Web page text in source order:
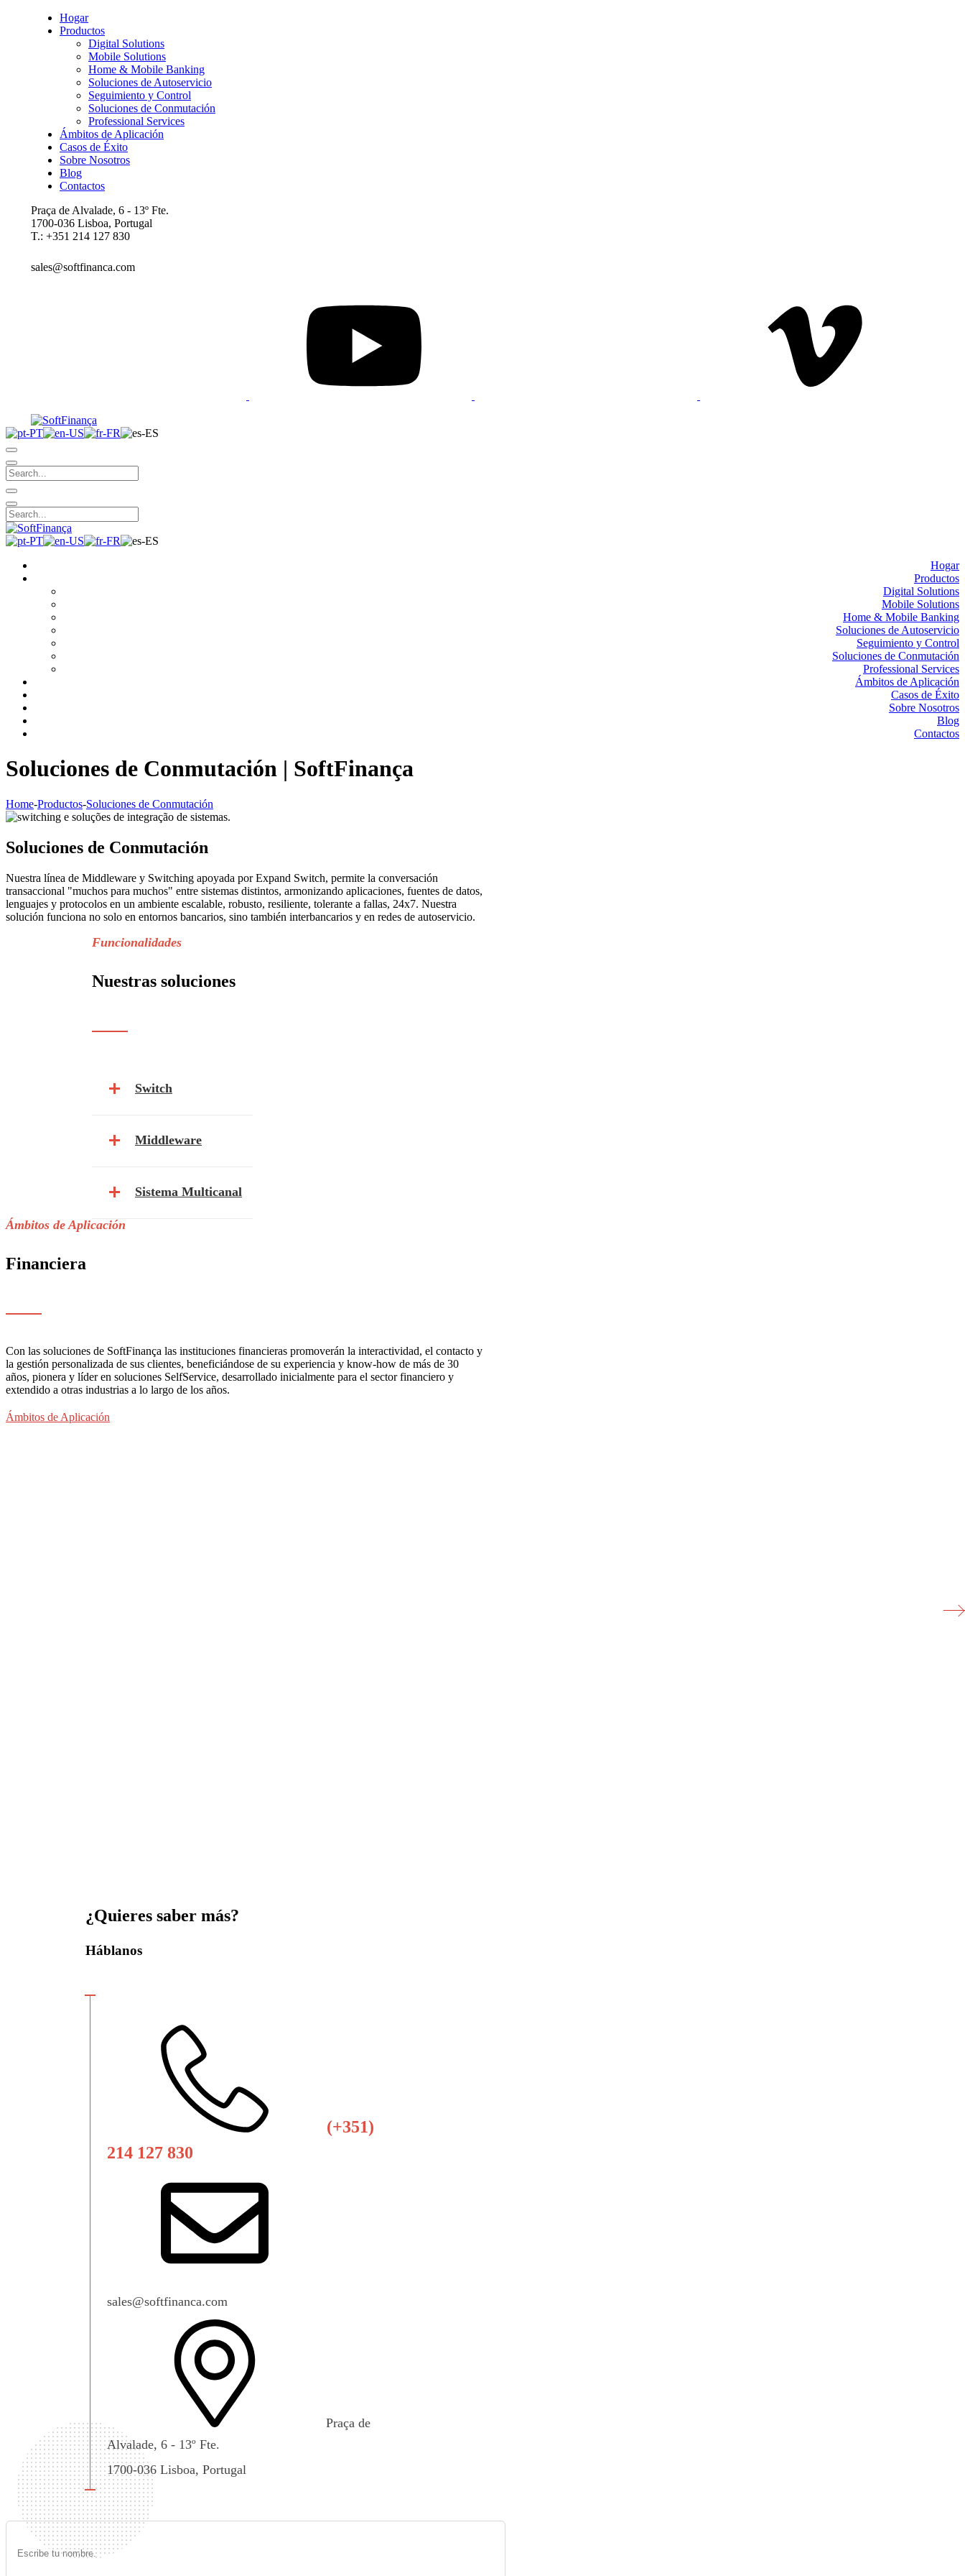
Hogar
Productos
Digital Solutions
Mobile Solutions
Home & Mobile Banking
Soluciones de Autoservicio
Seguimiento y Control
Soluciones de Conmutación
Professional Services
Ámbitos de Aplicación
Casos de Éxito
Sobre Nosotros
Blog
Contactos
Praça de Alvalade, 6 - 13º Fte.
1700-036 Lisboa, Portugal
T.: +351 214 127 830
sales@softfinanca.com
Hogar
Productos
Digital Solutions
Mobile Solutions
Home & Mobile Banking
Soluciones de Autoservicio
Seguimiento y Control
Soluciones de Conmutación
Professional Services
Ámbitos de Aplicación
Casos de Éxito
Sobre Nosotros
Blog
Contactos
Soluciones de Conmutación | SoftFinança
Home-Productos-Soluciones de Conmutación
Soluciones de Conmutación
Nuestra línea de Middleware y Switching apoyada por Expand Switch, permite la conversación
transaccional "muchos para muchos" entre sistemas distintos, armonizando aplicaciones, fuentes de datos,
lenguajes y protocolos en un ambiente escalable, robusto, resiliente, tolerante a fallas, 24x7. Nuestra
solución funciona no solo en entornos bancarios, sino también interbancarios y en redes de autoservicio.
Funcionalidades
Nuestras soluciones
Switch
Middleware
Sistema Multicanal
Ámbitos de Aplicación
Financiera
Con las soluciones de SoftFinança las instituciones financieras promoverán la interactividad, el contacto y
la gestión personalizada de sus clientes, beneficiándose de su experiencia y know-how de más de 30
años, pionera y líder en soluciones SelfService, desarrollado inicialmente para el sector financiero y
extendido a otras industrias a lo largo de los años.
Ámbitos de Aplicación
¿Quieres saber más?
Háblanos
(+351)
214 127 830
sales@softfinanca.com
Praça de
Alvalade, 6 - 13º Fte.
1700-036 Lisboa, Portugal